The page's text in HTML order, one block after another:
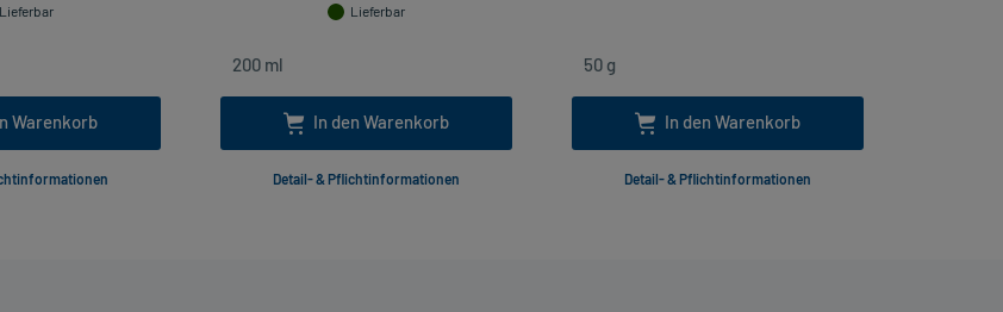
Lieferbar
Warenkorb
Lieferbar
In den Warenkorb
Detail- & Pflichtinformationen
In den Warenkorb
Detail- & Pflichtinformationen